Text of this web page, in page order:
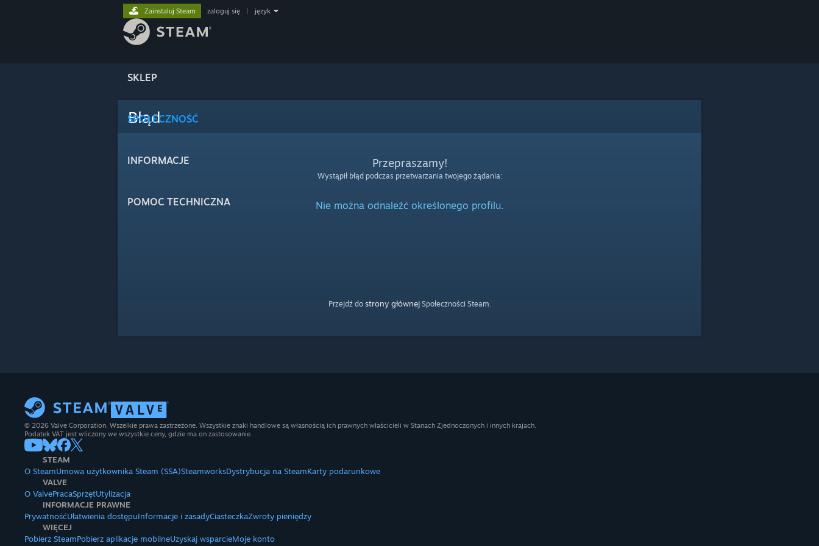
SKLEP
SPOŁECZNOŚĆ
INFORMACJE
POMOC TECHNICZNA
Zainstaluj Steam zaloguj się język
Błąd
Przepraszamy!
Wystąpił błąd podczas przetwarzania twojego żądania:
Nie można odnaleźć określonego profilu.
Przejdź do strony głównejSpołeczności Steam.
© 2026 Valve Corporation. Wszelkie prawa zastrzeżone. Wszystkie znaki handlowe są własnością ich prawnych właścicieli w Stanach Zjednoczonych i innych krajach.
Podatek VAT jest wliczony we wszystkie ceny, gdzie ma on zastosowanie.
STEAM
O SteamUmowa użytkownika Steam (SSA)SteamworksDystrybucja na SteamKarty podarunkowe
VALVE
O ValvePracaSprzętUtylizacja
INFORMACJE PRAWNE
PrywatnośćUłatwienia dostępuInformacje i zasadyCiasteczkaZwroty pieniędzy
WIĘCEJ
Pobierz SteamPobierz aplikacje mobilneUzyskaj wsparcieMoje konto